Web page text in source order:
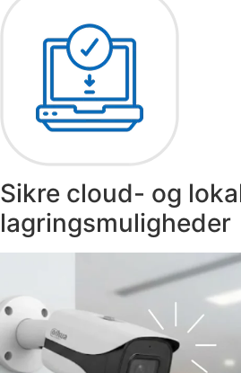
Sikre cloud- og
lagringsmuligheder